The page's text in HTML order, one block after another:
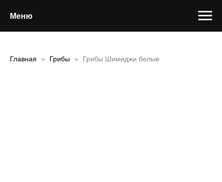
Меню
Главная Грибы Грибы Шимиджи белые